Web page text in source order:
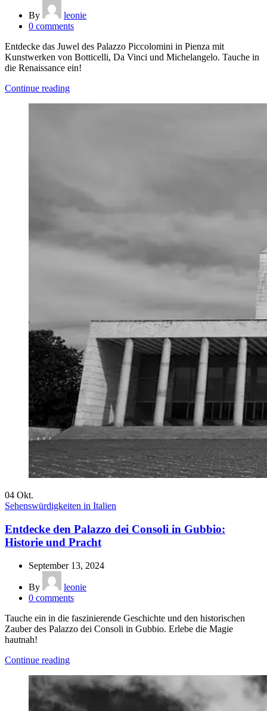
By
leonie
0 comments
Entdecke das Juwel des Palazzo Piccolomini in Pienza mit
Kunstwerken von Botticelli, Da Vinci und Michelangelo. Tauche in
die Renaissance ein!
Continue reading
04 Okt.
Sehenswürdigkeiten in Italien
Entdecke den Palazzo dei Consoli in Gubbio:
Historie und Pracht
September 13, 2024
By
leonie
0 comments
Tauche ein in die faszinierende Geschichte und den historischen
Zauber des Palazzo dei Consoli in Gubbio. Erlebe die Magie
hautnah!
Continue reading